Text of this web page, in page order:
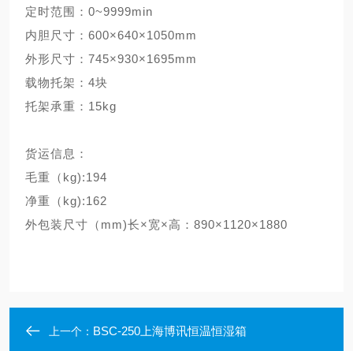
定时范围： 0~9999min
内胆尺寸： 600×640×1050mm
外形尺寸： 745×930×1695mm
载物托架： 4块
托架承重：15kg
货运信息：
毛重（ kg):194
净重（ kg):162
外包装尺寸（ mm)长×宽×高：890×1120×1880
上一个： BSC-250上海博讯恒温恒湿箱